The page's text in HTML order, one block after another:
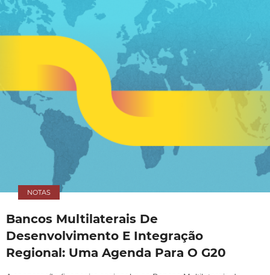
NOTAS
Bancos Multilaterais De
Desenvolvimento E Integração
Regional: Uma Agenda Para O G20